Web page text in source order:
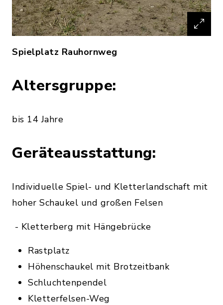
Spielplatz Rauhornweg
Altersgruppe:
bis 14 Jahre
Geräteausstattung:
Individuelle Spiel- und Kletterlandschaft mit
hoher Schaukel und großen Felsen
- Kletterberg mit Hängebrücke
Rastplatz
Höhenschaukel mit Brotzeitbank
Schluchtenpendel
Kletterfelsen-Weg